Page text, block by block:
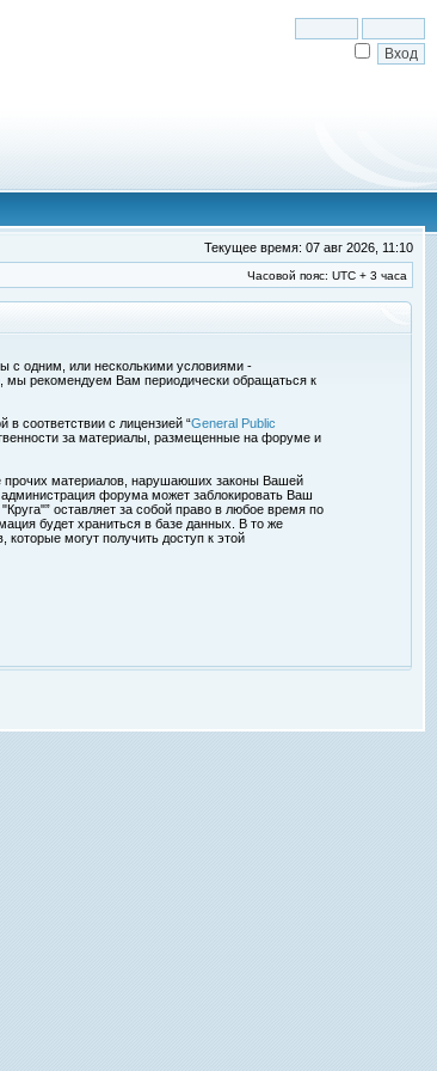
Текущее время: 07 авг 2026, 11:10
Часовой пояс: UTC + 3 часа
с одним, или несколькими условиями -
мы рекомендуем Вам периодически обращаться к
соответствии с лицензией “General Public
за материалы, размещенные на форуме и
прочих материалов, нарушаюших законы Вашей
форума может заблокировать Ваш
оставляет за собой право в любое время по
будет храниться в базе данных. В то же
могут получить доступ к этой